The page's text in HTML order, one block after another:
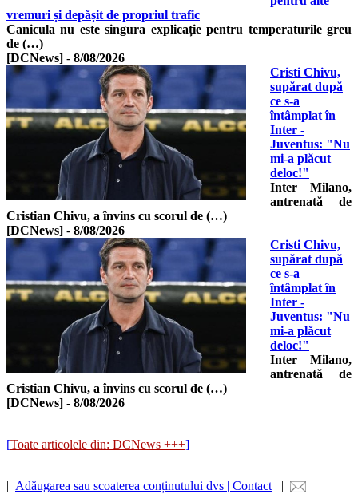
vremuri și depășit de propriul trafic
Canicula nu este singura explicație pentru temperaturile greu
de (…)
[DCNews] - 8/08/2026
Cristi Chivu,
supărat după
ce s-a
întâmplat în
Inter -
Juventus: "Nu
mi-a plăcut
deloc!"
Inter Milano,
antrenată de
Cristian Chivu, a învins cu scorul de (…)
[DCNews] - 8/08/2026
Cristi Chivu,
supărat după
ce s-a
întâmplat în
Inter -
Juventus: "Nu
mi-a plăcut
deloc!"
Inter Milano,
antrenată de
Cristian Chivu, a învins cu scorul de (…)
[DCNews] - 8/08/2026
[Toate articolele din: DCNews +++]
| Adăugarea sau scoaterea conținutului dvs | Contact |